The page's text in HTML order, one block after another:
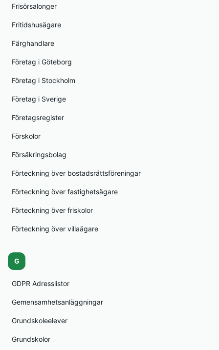
Frisörsalonger
Fritidshusägare
Färghandlare
Företag i Göteborg
Företag i Stockholm
Företag i Sverige
Företagsregister
Förskolor
Försäkringsbolag
Förteckning över bostadsrättsföreningar
Förteckning över fastighetsägare
Förteckning över friskolor
Förteckning över villaägare
G
GDPR Adresslistor
Gemensamhetsanläggningar
Grundskoleelever
Grundskolor